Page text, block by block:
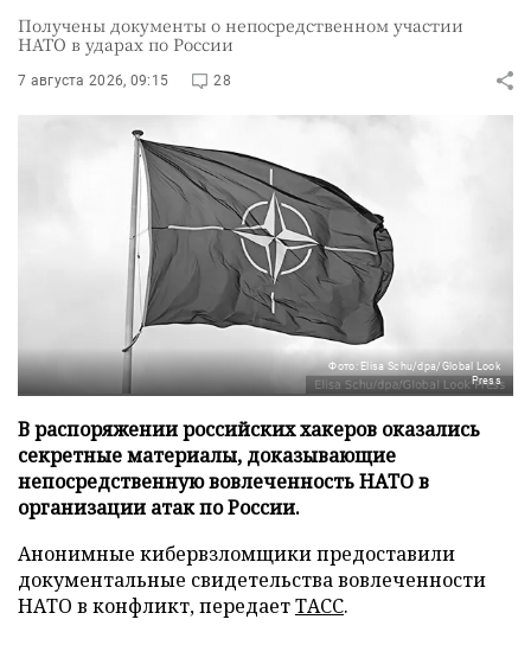
Получены документы о непосредственном участии
НАТО в ударах по России
7 августа 2026, 09:15 28
Фото: Elisa Schu/dpa/Global Look
Press
В распоряжении российских хакеров оказались
секретные материалы, доказывающие
непосредственную вовлеченность НАТО в
организации атак по России.
Анонимные кибервзломщики предоставили
документальные свидетельства вовлеченности
НАТО в конфликт, передаетТАСС.